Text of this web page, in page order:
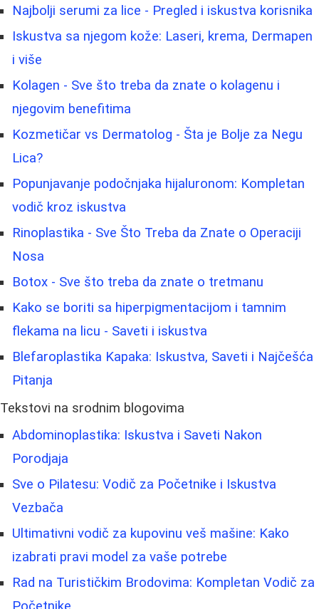
Najbolji serumi za lice - Pregled i iskustva korisnika
Iskustva sa njegom kože: Laseri, krema, Dermapen
i više
Kolagen - Sve što treba da znate o kolagenu i
njegovim benefitima
Kozmetičar vs Dermatolog - Šta je Bolje za Negu
Lica?
Popunjavanje podočnjaka hijaluronom: Kompletan
vodič kroz iskustva
Rinoplastika - Sve Što Treba da Znate o Operaciji
Nosa
Botox - Sve što treba da znate o tretmanu
Kako se boriti sa hiperpigmentacijom i tamnim
flekama na licu - Saveti i iskustva
Blefaroplastika Kapaka: Iskustva, Saveti i Najčešća
Pitanja
Tekstovi na srodnim blogovima
Abdominoplastika: Iskustva i Saveti Nakon
Porodjaja
Sve o Pilatesu: Vodič za Početnike i Iskustva
Vezbača
Ultimativni vodič za kupovinu veš mašine: Kako
izabrati pravi model za vaše potrebe
Rad na Turističkim Brodovima: Kompletan Vodič za
Početnike